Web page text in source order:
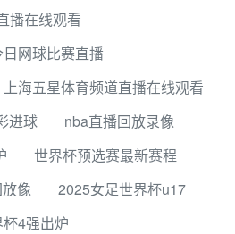
播在线观看
日网球比赛直播
上海五星体育频道直播在线观看
进球
nba直播回放录像
世界杯预选赛最新赛程
像
2025女足世界杯u17
4强出炉